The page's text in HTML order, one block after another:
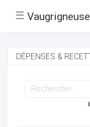
☰ Vaugrigneuse